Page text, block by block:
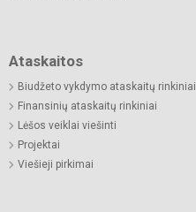
Ataskaitos
Biudžeto vykdymo ataskaitų rinkiniai
Finansinių ataskaitų rinkiniai
Lėšos veiklai viešinti
Projektai
Viešieji pirkimai